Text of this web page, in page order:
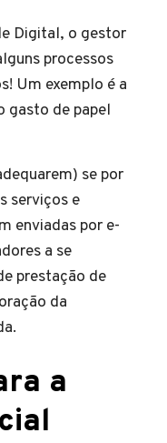
Digital, o gestor
processos
Um exemplo é a
gasto de papel
se por
serviços e
enviadas por e-
a se
prestação de
da
a